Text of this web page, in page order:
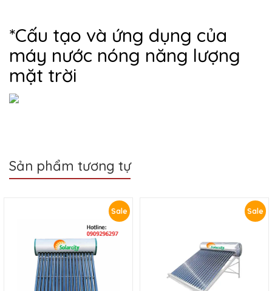
*Cấu tạo và ứng dụng của
máy nước nóng năng lượng
mặt trời
Sản phẩm tương tự
Sale Sale